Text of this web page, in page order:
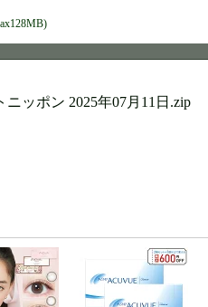
ッポン 2025年07月11日.zip